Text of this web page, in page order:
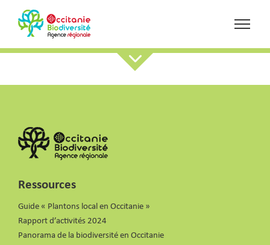
Ressources
Guide « Plantons local en Occitanie »
Rapport d’activités 2024
Panorama de la biodiversité en Occitanie